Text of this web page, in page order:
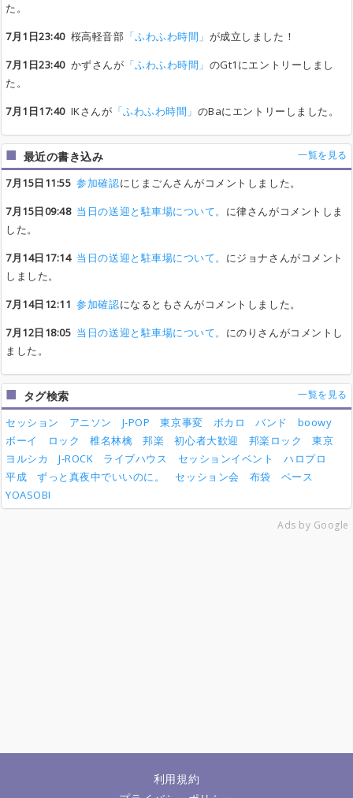
た。
7月1日23:40桜高軽音部 「ふわふわ時間」 が成立しました！
7月1日23:40かずさんが 「ふわふわ時間」 のGt1にエントリーしまし
た。
7月1日17:40IKさんが 「ふわふわ時間」 のBaにエントリーしました。
最近の書き込み 一覧を見る
7月15日11:55 参加確認にじまごんさんがコメントしました。
7月15日09:48 当日の送迎と駐車場について。 に律さんがコメントしま
した。
7月14日17:14 当日の送迎と駐車場について。 にジョナさんがコメント
しました。
7月14日12:11 参加確認になるともさんがコメントしました。
7月12日18:05 当日の送迎と駐車場について。 にのりさんがコメントし
ました。
タグ検索 一覧を見る
セッション アニソン J-POP 東京事変 ボカロ バンド
boowy
ボーイ
ロック 椎名林檎 邦楽 初心者大歓迎 邦楽ロック
東京
ヨルシカ
J-ROCK ライブハウス セッションイベント
ハロプロ
平成
ずっと真夜中でいいのに。 セッション会 布袋
ベース
YOASOBI
Ads by Google
利用規約